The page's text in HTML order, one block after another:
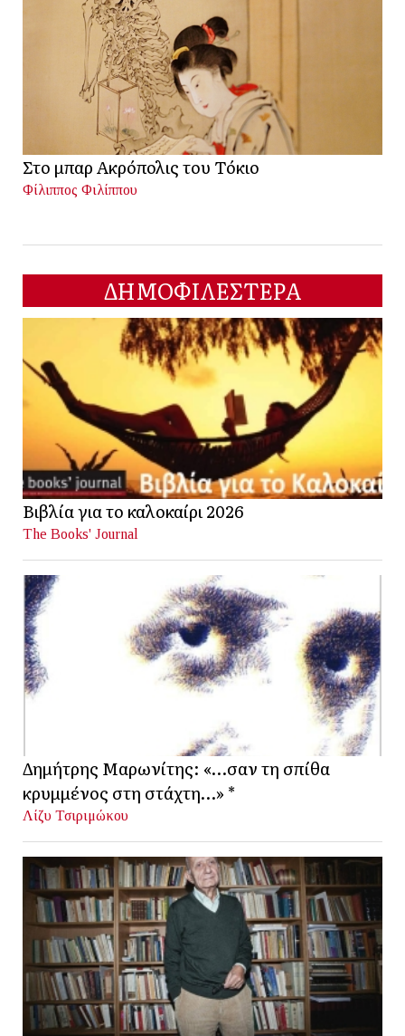
Στο μπαρ Ακρόπολις του Τόκιο
Φίλιππος Φιλίππου
ΔΗΜΟΦΙΛΕΣΤΕΡΑ
Βιβλία για το καλοκαίρι 2026
The Books' Journal
Δημήτρης Μαρωνίτης: «…σαν τη σπίθα
κρυμμένος στη στάχτη…» *
Λίζυ Τσιριμώκου